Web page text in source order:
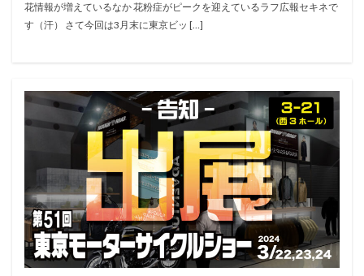
花情報が増えているなか 花粉症がピークを迎えているラフ広報セキネで
す（汗） さて今回は3月末に東京ビッ […]